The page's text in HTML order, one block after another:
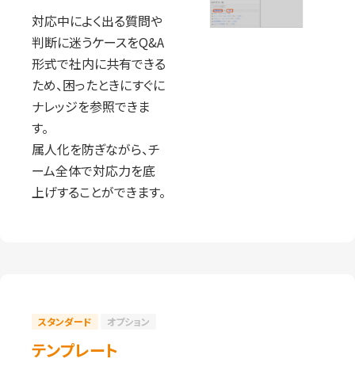
対応中によく出る質問や
判断に迷うケースをQ&A
形式で社内に共有できる
ため、困ったときにすぐに
ナレッジを参照できま
す。
属人化を防ぎながら、チ
ーム全体で対応力を底
上げすることができます。
スタンダード オプション
テンプレート